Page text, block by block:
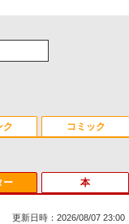
ブラック
Milli, ATL Jacob
ク
い・ろ・は・す 2L P
コミック
(デジタル版ビッグガ
ー
更新日時：2026/08/07 23:00
本